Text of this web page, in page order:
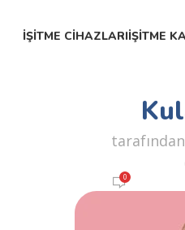
İŞITME CIHAZLARIİŞITME
0